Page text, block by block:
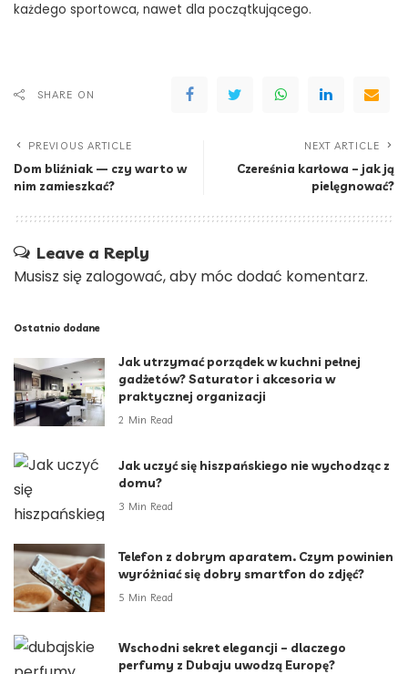
każdego sportowca, nawet dla początkującego.
SHARE ON
PREVIOUS ARTICLE
Dom bliźniak — czy warto w
nim zamieszkać?
NEXT ARTICLE
Czereśnia karłowa – jak ją
pielęgnować?
Leave a Reply
Musisz się zalogować, aby móc dodać komentarz.
Ostatnio dodane
Jak utrzymać porządek w kuchni pełnej
gadżetów? Saturator i akcesoria w
praktycznej organizacji
2 Min Read
Jak uczyć się hiszpańskiego nie wychodząc z
domu?
3 Min Read
Telefon z dobrym aparatem. Czym powinien
wyróżniać się dobry smartfon do zdjęć?
5 Min Read
Wschodni sekret elegancji – dlaczego
perfumy z Dubaju uwodzą Europę?